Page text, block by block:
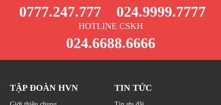
0777.247.777 024.9999.7777
HOTLINE CSKH
024.6688.6666
TẬP ĐOÀN HVN TIN TỨC